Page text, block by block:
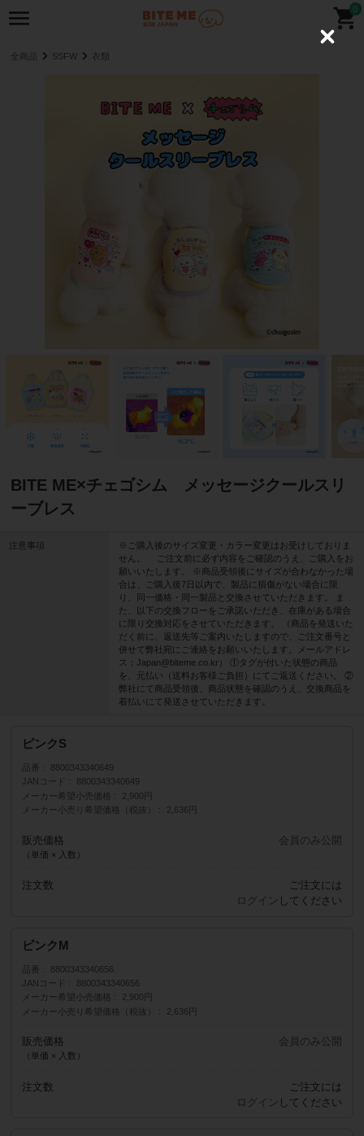
0
全商品 SSFW 衣類
BITE ME×チェゴシム メッセージクールスリ
ーブレス
注意事項
※ご購入後のサイズ変更・カラー変更はお受けしておりま
せん。 ご注文前に必ず内容をご確認のうえ、ご購入をお
願いいたします。 ※商品受領後にサイズが合わなかった場
合は、ご購入後7日以内で、製品に損傷がない場合に限
り、同一価格・同一製品と交換させていただきます。 ま
た、以下の交換フローをご承諾いただき、在庫がある場合
に限り交換対応をさせていただきます。 （商品を発送いた
だく前に、返送先等ご案内いたしますので、ご注文番号と
併せて弊社宛にご連絡をお願いいたします。メールアドレ
ス：Japan@biteme.co.kr） ①タグが付いた状態の商品
を、元払い（送料お客様ご負担）にてご返送ください。 ②
弊社にて商品受領後、商品状態を確認のうえ、交換商品を
着払いにて発送させていただきます。
ピンクS
品番
8800343340649
JANコード
8800343340649
メーカー希望小売価格
2,900円
メーカー小売り希望価格（税抜）
2,636円
販売価格
（単価 × 入数）
会員のみ公開
注文数
ご注文には
ログイン してください
ピンクM
品番
8800343340656
JANコード
8800343340656
メーカー希望小売価格
2,900円
メーカー小売り希望価格（税抜）
2,636円
販売価格
（単価 × 入数）
会員のみ公開
注文数
ご注文には
ログイン してください
C